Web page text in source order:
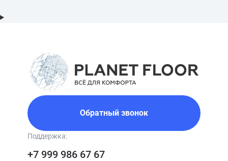
Обратный звонок
Поддержка:
+7 999 986 67 67